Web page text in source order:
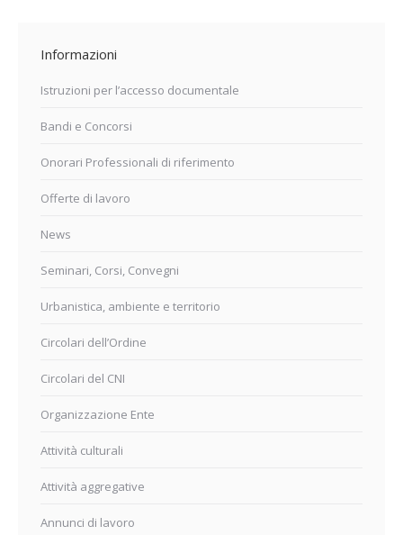
Informazioni
Istruzioni per l’accesso documentale
Bandi e Concorsi
Onorari Professionali di riferimento
Offerte di lavoro
News
Seminari, Corsi, Convegni
Urbanistica, ambiente e territorio
Circolari dell’Ordine
Circolari del CNI
Organizzazione Ente
Attività culturali
Attività aggregative
Annunci di lavoro